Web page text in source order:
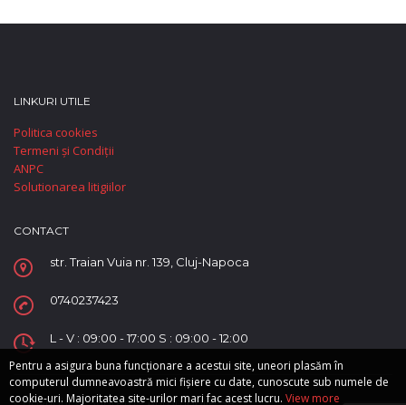
LINKURI UTILE
Politica cookies
Termeni și Condiții
ANPC
Solutionarea litigiilor
CONTACT
str. Traian Vuia nr. 139, Cluj-Napoca
0740237423
L - V : 09:00 - 17:00 S : 09:00 - 12:00
Pentru a asigura buna funcționare a acestui site, uneori plasăm în
computerul dumneavoastră mici fișiere cu date, cunoscute sub numele de
cookie-uri. Majoritatea site-urilor mari fac acest lucru. View more